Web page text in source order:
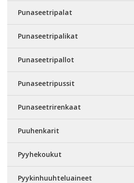
Punaseetripalat
Punaseetripalikat
Punaseetripallot
Punaseetripussit
Punaseetrirenkaat
Puuhenkarit
Pyyhekoukut
Pyykinhuuhteluaineet